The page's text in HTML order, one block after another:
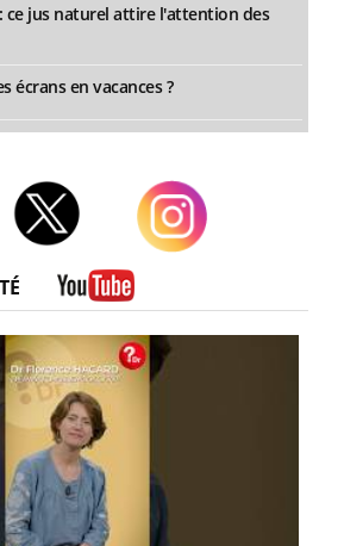
ce jus naturel attire l'attention des
écrans en vacances ?